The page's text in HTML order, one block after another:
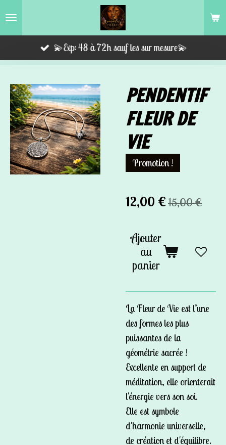
Passer
💫Exp: 48 à 72h sauf les sur mesure💫
PENDENTIF
FLEUR DE
VIE
Promotion !
12,00 €15,00 €
Ajouter
au
panier
La Fleur de Vie est l’une
des formes les plus
puissantes de la
géométrie sacrée !
Excellente en support de
méditation, elle orienterait
l'énergie vers son soi.
Elle est symbole
d'harmonie universelle,
de création et d'équilibre.